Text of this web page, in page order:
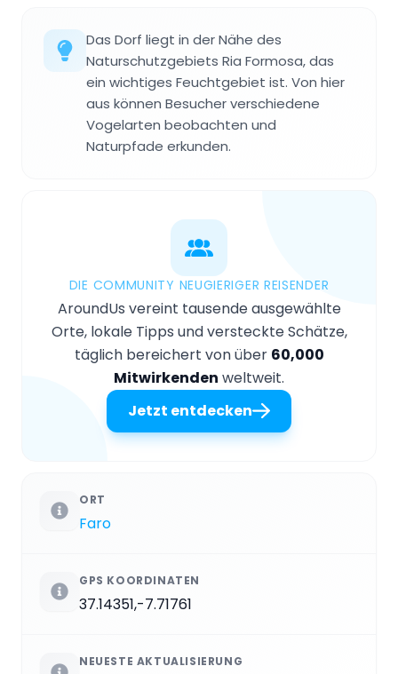
Das Dorf liegt in der Nähe des
Naturschutzgebiets Ria Formosa, das
ein wichtiges Feuchtgebiet ist. Von hier
aus können Besucher verschiedene
Vogelarten beobachten und
Naturpfade erkunden.
DIE COMMUNITY NEUGIERIGER REISENDER
AroundUs vereint tausende ausgewählte
Orte, lokale Tipps und versteckte Schätze,
täglich bereichert von über 60,000
Mitwirkenden weltweit.
Jetzt entdecken
ORT
Faro
GPS KOORDINATEN
37.14351,-7.71761
NEUESTE AKTUALISIERUNG